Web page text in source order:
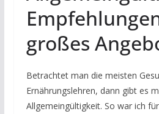
großes
Betrachtet man die meisten
Ernährungslehren, dann gibt es
Allgemeingültigkeit. So war ich